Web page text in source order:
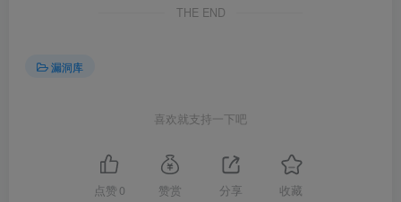
THE END
漏洞库
喜欢就支持一下吧
点赞 0 赞赏 分享 收藏